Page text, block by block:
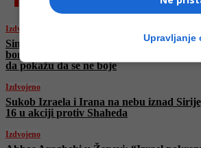
Izdvojeno
Simbol hrabrosti i otpornosti: Dok
bombarduju iranski zvaničnici izašli na
da pokažu da se ne boje
Izdvojeno
Sukob Izraela i Irana na nebu iznad
16 u akciji protiv Shaheda
Izdvojeno
Upravljanje